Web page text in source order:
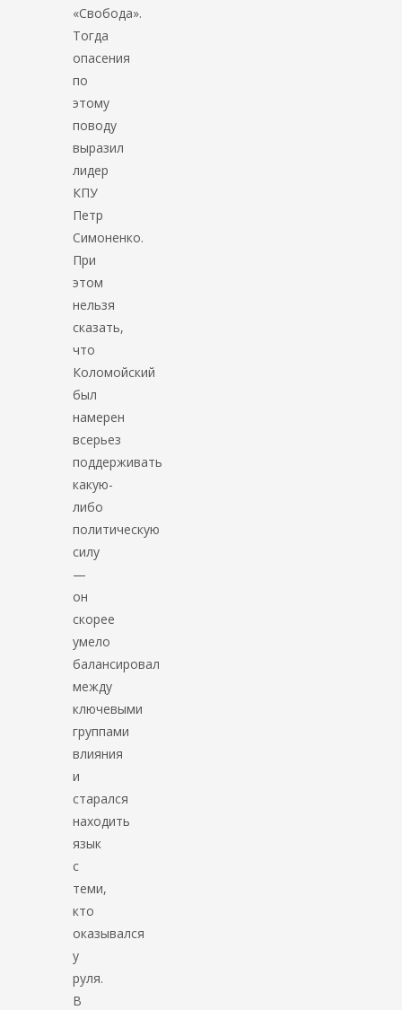
«Свобода».
Тогда
опасения
по
этому
поводу
выразил
лидер
КПУ
Петр
Симоненко.
При
этом
нельзя
сказать,
что
Коломойский
был
намерен
всерьез
поддерживать
какую-
либо
политическую
силу
—
он
скорее
умело
балансировал
между
ключевыми
группами
влияния
и
старался
находить
язык
с
теми,
кто
оказывался
у
руля.
В